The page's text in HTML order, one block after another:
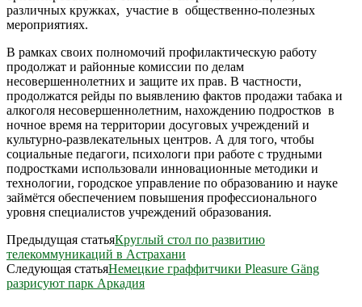
различных кружках, участие в общественно-полезных
мероприятиях.
В рамках своих полномочий профилактическую работу
продолжат и районные комиссии по делам
несовершеннолетних и защите их прав. В частности,
продолжатся рейды по выявлению фактов продажи табака и
алкоголя несовершеннолетним, нахождению подростков в
ночное время на территории досуговых учреждений и
культурно-развлекательных центров. А для того, чтобы
социальные педагоги, психологи при работе с трудными
подростками использовали инновационные методики и
технологии, городское управление по образованию и науке
займётся обеспечением повышения профессионального
уровня специалистов учреждений образования.
Предыдущая статьяКруглый стол по развитию
телекоммуникаций в Астрахани
Следующая статьяНемецкие граффитчики Pleasure Gäng
разрисуют парк Аркадия